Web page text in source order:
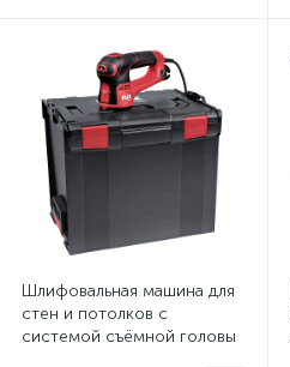
Шлифовальная машина для
стен и потолков с
системой съёмной головы